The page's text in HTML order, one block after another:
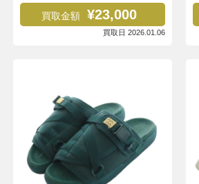
買取金額 ¥23,000
買取日 2026.01.06